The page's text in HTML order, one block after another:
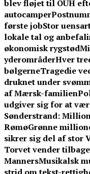
blev fløjet til OUH
autocamper
første jobStor
lokale tal og
økonomisk rygstød
yderområderHver
bølgerneTragedie
druknet under
af Mærsk-familien
udgiver sig for at
Sønderstrand:
RømøGrønne
sikrer sig del af stor
Torvet vender
MannersMusikalsk